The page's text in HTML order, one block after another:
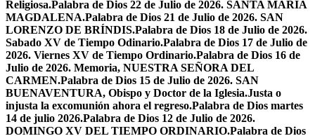
Religiosa.Palabra de Dios 22 de Julio de 2026. SANTA MARÍA
MAGDALENA.Palabra de Dios 21 de Julio de 2026. SAN
LORENZO DE BRÍNDIS.Palabra de Dios 18 de Julio de 2026.
Sabado XV de Tiempo Odinario.Palabra de Dios 17 de Julio de
2026. Viernes XV de Tiempo Ordinario.Palabra de Dios 16 de
Julio de 2026. Memoria, NUESTRA SEÑORA DEL
CARMEN.Palabra de Dios 15 de Julio de 2026. SAN
BUENAVENTURA, Obispo y Doctor de la Iglesia.Justa o
injusta la excomunión ahora el regreso.Palabra de Dios martes
14 de julio 2026.Palabra de Dios 12 de Julio de 2026.
DOMINGO XV DEL TIEMPO ORDINARIO.Palabra de Dios